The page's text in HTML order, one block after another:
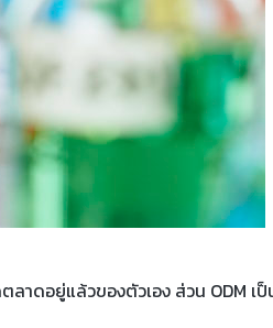
ดอยู่แล้วของตัวเอง ส่วน ODM เป็